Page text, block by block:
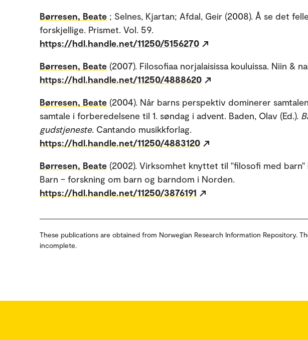
Børresen, Beate ; Selnes, Kjartan; Afdal, Geir (2008). Å se det
forskjellige. Prismet. Vol. 59.
https://hdl.handle.net/11250/5156270
Børresen, Beate (2007). Filosofiaa norjalaisissa kouluissa. Niin &
https://hdl.handle.net/11250/4888620
Børresen, Beate (2004). Når barns perspektiv dominerer
samtale i forberedelsene til 1. søndag i advent. Baden, Olav (Ed.).
gudstjeneste. Cantando musikkforlag.
https://hdl.handle.net/11250/4883120
Børresen, Beate (2002). Virksomhet knyttet til "filosofi med barn"
Barn – forskning om barn og barndom i Norden.
https://hdl.handle.net/11250/3876191
These publications are obtained from Norwegian Research Information Repository.
incomplete.